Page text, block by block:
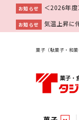
お知らせ ＜2026年
お知らせ 気温上昇に
菓子（駄菓子・和